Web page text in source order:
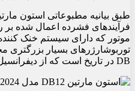
طبق بیانیه مطبوعاتی استون
فرآیندهای فشرده اعمال شده بر
موتور که دارای سیستم خنک
DB در تاریخ است که از دیفرانسیل الکتریکی استفاده می کند.